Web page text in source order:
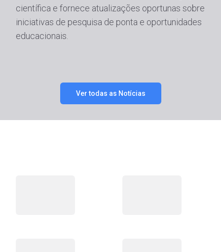
científica e fornece atualizações oportunas sobre
iniciativas de pesquisa de ponta e oportunidades
educacionais.
Ver todas as Notícias